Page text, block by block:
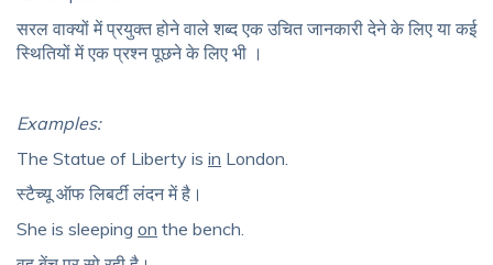
सरल वाक्यों में प्रयुक्त होने वाले शब्द एक उचित जानकारी देने के लिए या कई
स्थितियों में एक प्रश्न पूछने के लिए भी ।
Examples:
The Statue of Liberty is in London.
स्टैच्यू ऑफ लिबर्टी लंदन में है।
She is sleeping on the bench.